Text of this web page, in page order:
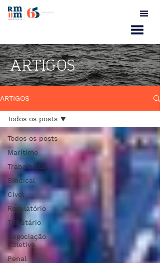
ARTIGOS
ARTIGOS
Todos os posts
Marítimo
Trabalhista
Sindical
Cível
Regulatório
Tributário
Negociação
Coletiva
Penal
Todos os posts